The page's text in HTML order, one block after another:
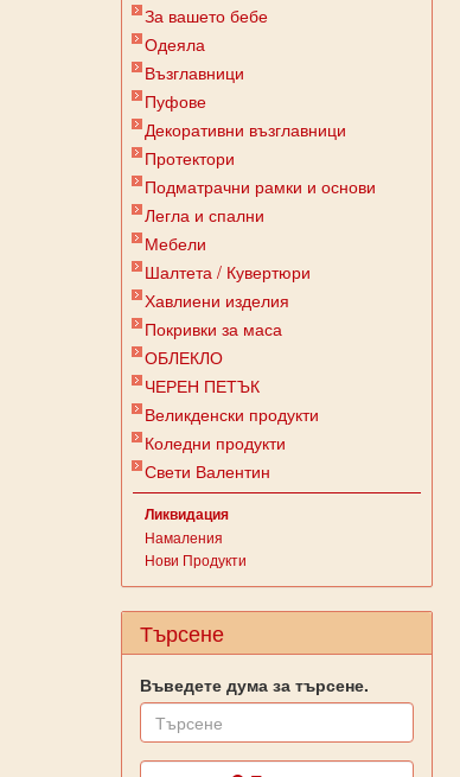
За вашето бебе
Одеяла
Възглавници
Пуфове
Декоративни възглавници
Протектори
Подматрачни рамки и основи
Легла и спални
Мебели
Шалтета / Кувертюри
Хавлиени изделия
Покривки за маса
ОБЛЕКЛО
ЧЕРЕН ПЕТЪК
Великденски продукти
Коледни продукти
Свети Валентин
Ликвидация
Намаления
Нови Продукти
Търсене
Въведете дума за търсене.